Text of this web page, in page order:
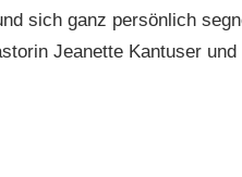
sich ganz persönlich
Jeanette Kantuser und